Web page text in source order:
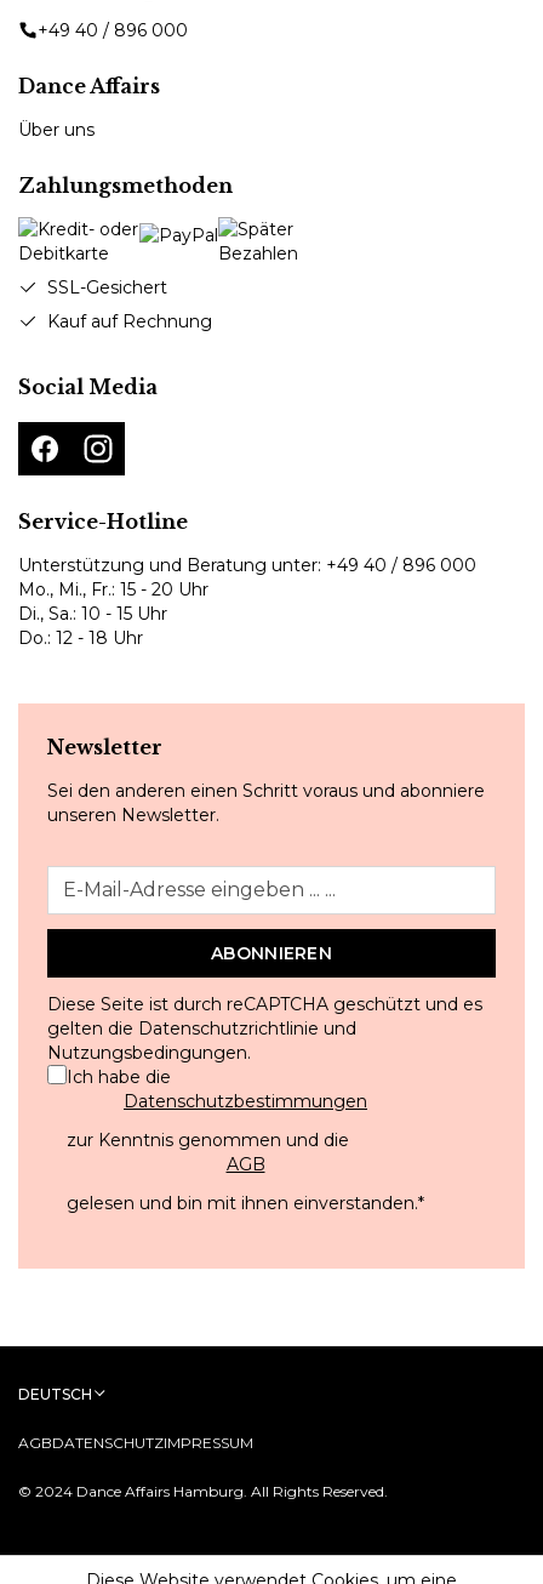
+49 40 / 896 000
Dance Affairs
Über uns
Zahlungsmethoden
SSL-Gesichert
Kauf auf Rechnung
Social Media
Service-Hotline
Unterstützung und Beratung unter: +49 40 / 896 000
Mo., Mi., Fr.: 15 - 20 Uhr
Di., Sa.: 10 - 15 Uhr
Do.: 12 - 18 Uhr
Newsletter
Sei den anderen einen Schritt voraus und abonniere
unseren Newsletter.
ABONNIEREN
Diese Seite ist durch reCAPTCHA geschützt und es
gelten die Datenschutzrichtlinie und
Nutzungsbedingungen.
Ich habe die
Datenschutzbestimmungen
zur Kenntnis genommen und die
AGB
gelesen und bin mit ihnen einverstanden.*
© 2024 Dance Affairs Hamburg. All Rights Reserved.
AGBDATENSCHUTZIMPRESSUM
DEUTSCH